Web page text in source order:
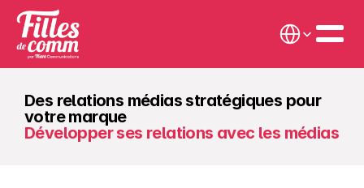
Select Language
Des relations médias stratégiques pour
votre marque
Développer ses relations avec les médias